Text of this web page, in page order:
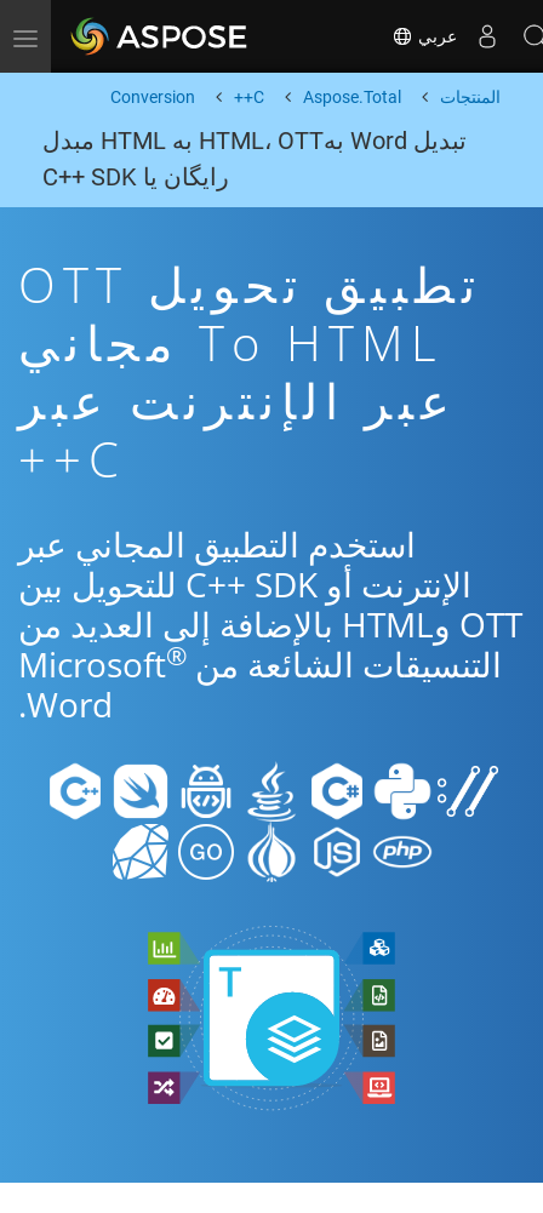
Toggle navigation عربي
المنتجات Aspose.Total
C++
Conversion
تبدیل Word بهHTML، OTT به HTML مبدل
رایگان یا C++ SDK
تطبيق تحويل OTT
To HTML مجاني
عبر الإنترنت عبر
C++
استخدم التطبيق المجاني عبر
الإنترنت أو C++ SDK للتحويل بين
OTT وHTML بالإضافة إلى العديد من
التنسيقات الشائعة من Microsoft ®
Word.